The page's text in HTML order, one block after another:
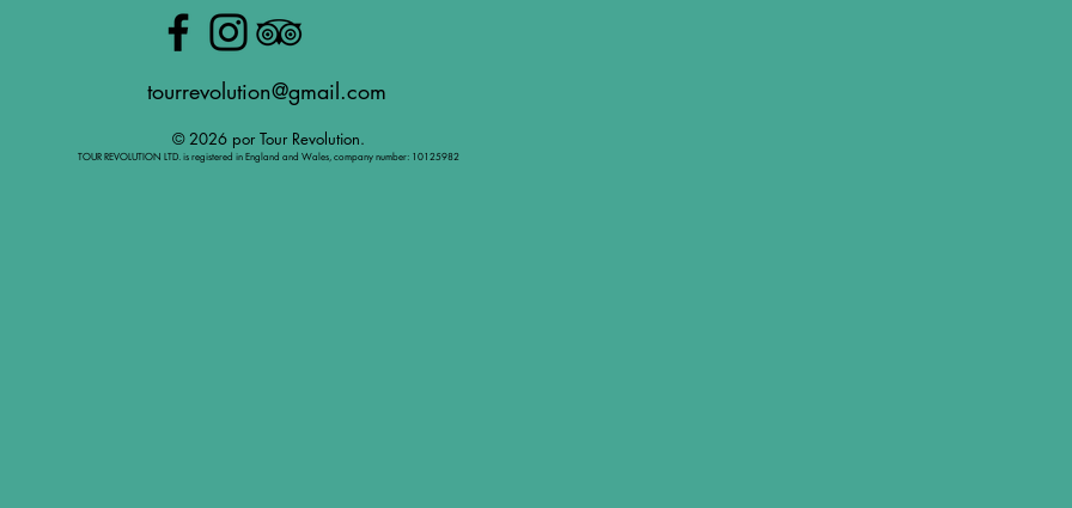
tourrevolution@gmail.com
© 2026 por Tour Revolution.
TOUR REVOLUTION LTD. is registered in England and Wales, company number: 10125982